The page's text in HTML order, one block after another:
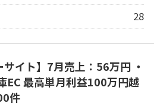
28
サイト】7月売上：56万円 ・
最高単月利益100万円越
件